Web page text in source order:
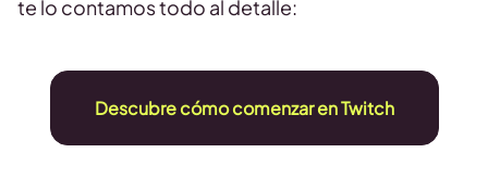
te lo contamos todo al detalle:
Descubre cómo comenzar en Twitch